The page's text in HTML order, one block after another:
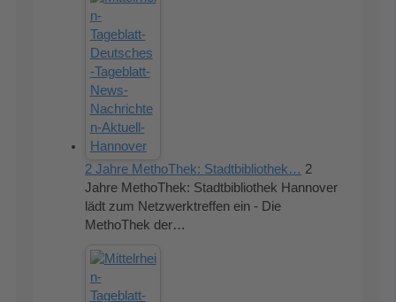
2 Jahre MethoThek: Stadtbibliothek… 2
Jahre MethoThek: Stadtbibliothek Hannover
lädt zum Netzwerktreffen ein - Die
MethoThek der…